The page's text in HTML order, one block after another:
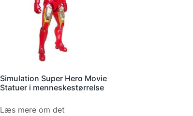
Simulation Super Hero Movie
Statuer i menneskestørrelse
Læs mere om det